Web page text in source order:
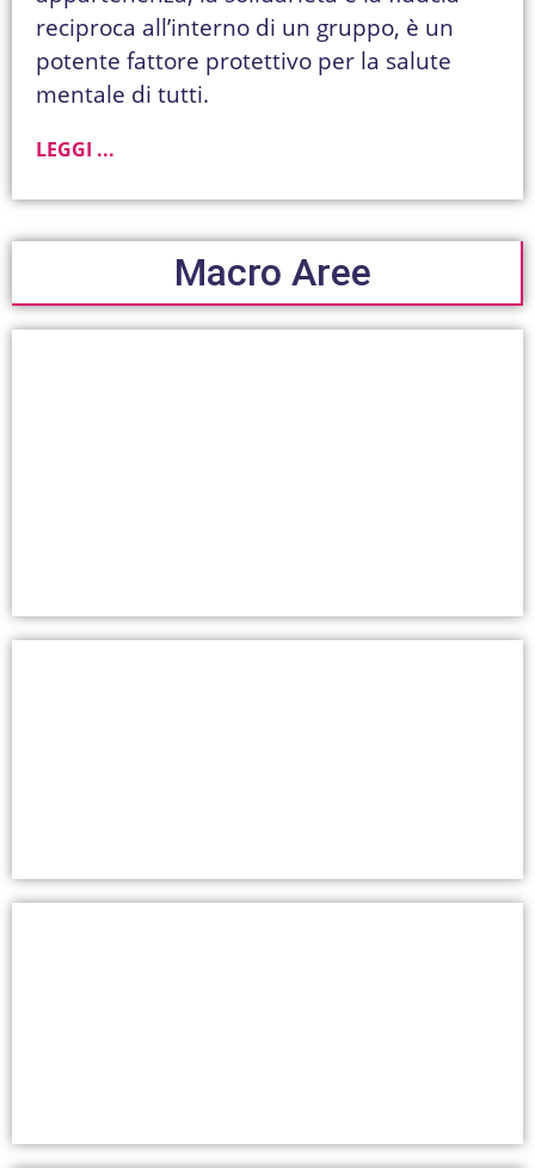
reciproca all’interno di un gruppo, è un
potente fattore protettivo per la salute
mentale di tutti.
LEGGI ...
Macro Aree